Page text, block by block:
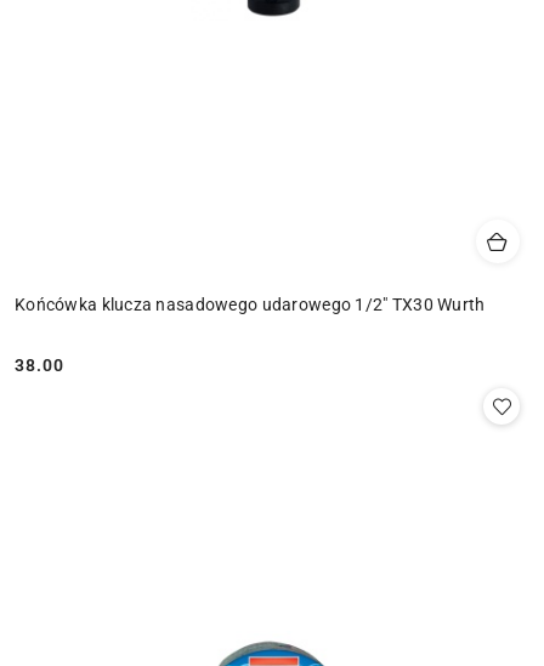
Końcówka klucza nasadowego udarowego 1/2" TX30 Wurth
Cena:
38.00